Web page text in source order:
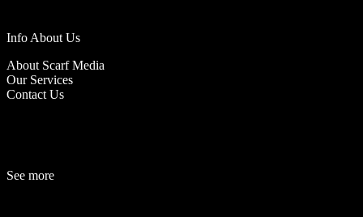
Info About Us
About Scarf Media
Our Services
Contact Us
See more